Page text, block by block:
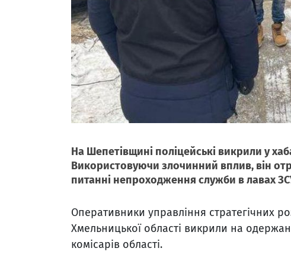
На Шепетівщині поліцейські викрили у
Використовуючи злочинний вплив, він
питанні непроходження служби в лавах
Оперативники управління стратегічних
Хмельницької області викрили на
комісарів області.